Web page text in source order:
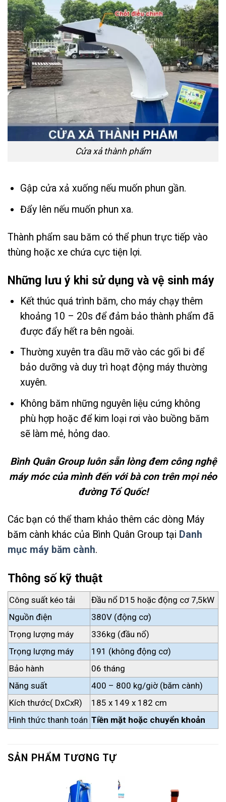
Cửa xả thành phẩm
Gập cửa xả xuống nếu muốn phun gần.
Đẩy lên nếu muốn phun xa.
Thành phẩm sau băm có thể phun trực tiếp vào
thùng hoặc xe chứa cực tiện lợi.
Những lưu ý khi sử dụng và vệ sinh máy
Kết thúc quá trình băm, cho máy chạy thêm
khoảng 10 – 20s để đảm bảo thành phẩm đã
được đẩy hết ra bên ngoài.
Thường xuyên tra dầu mỡ vào các gối bi để
bảo dưỡng và duy trì hoạt động máy thường
xuyên.
Không băm những nguyên liệu cứng không
phù hợp hoặc để kim loại rơi vào buồng băm
sẽ làm mẻ, hỏng dao.
Bình Quân Group luôn sẵn lòng đem công nghệ
máy móc của mình đến với bà con trên mọi nẻo
đường Tổ Quốc!
Các bạn có thể tham khảo thêm các dòng Máy
băm cành khác của Bình Quân Group tại Danh
mục máy băm cành.
Thông số kỹ thuật
Công suất kéo tải
Đầu nổ D15 hoặc động cơ 7,5kW
Nguồn điện
380V (động cơ)
Trọng lượng máy
336kg (đầu nổ)
Trọng lượng máy
191 (không động cơ)
Bảo hành
06 tháng
Năng suất
400 – 800 kg/giờ (băm cành)
Kích thước( DxCxR)
185 x 149 x 182 cm
Hình thức thanh toán Tiền mặt hoặc chuyển khoản
SẢN PHẨM TƯƠNG TỰ